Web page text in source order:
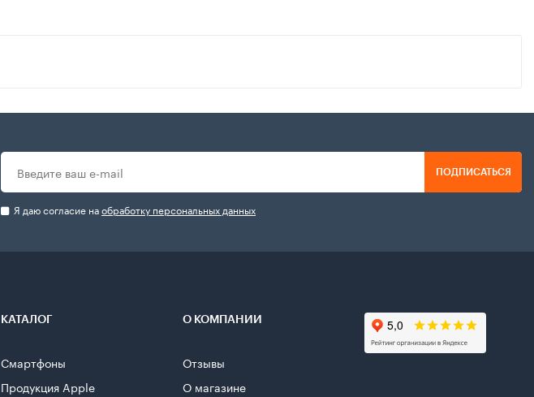
ПОДПИСАТЬСЯ
Я даю согласие наобработку персональных данных
КАТАЛОГ
Смартфоны
Продукция Apple
О КОМПАНИИ
Отзывы
О магазине